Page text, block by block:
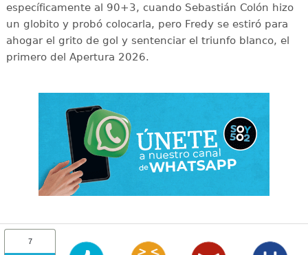
específicamente al 90+3, cuando Sebastián Colón hizo
un globito y probó colocarla, pero Fredy se estiró para
ahogar el grito de gol y sentenciar el triunfo blanco, el
primero del Apertura 2026.
7